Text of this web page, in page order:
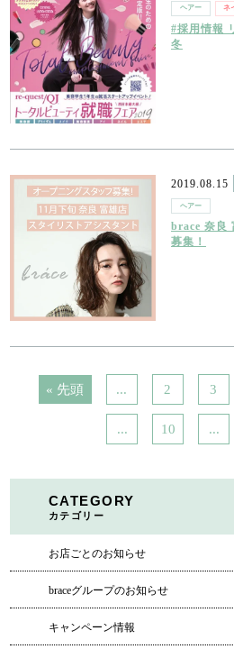
ヘアー ネ
#採用情報
冬
2019.08.15
ヘアー
brace 奈良
募集！
« 先頭 ... 2 3
... 10 ...
CATEGORY
カテゴリー
お店ごとのお知らせ
braceグループのお知らせ
キャンペーン情報